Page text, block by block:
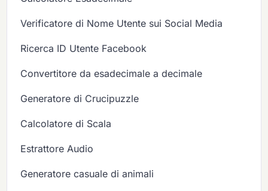
Verificatore di Nome Utente sui Social Media
Ricerca ID Utente Facebook
Convertitore da esadecimale a decimale
Generatore di Crucipuzzle
Calcolatore di Scala
Estrattore Audio
Generatore casuale di animali